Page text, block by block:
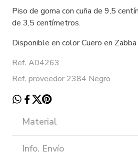
Piso de goma con cuña de 9,5
de 3,5 centímetros.
Disponible en color Cuero en Zabba
Ref. A04263
Ref. proveedor 2384 Negro
Material
Info. Envío